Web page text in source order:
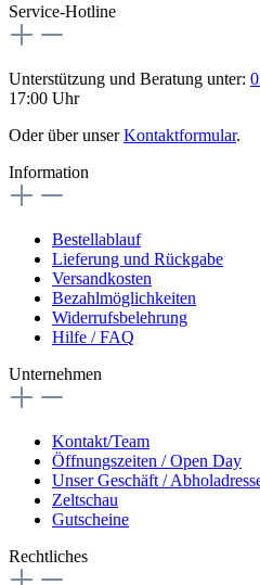
Service-Hotline
Unterstützung und Beratung unter:
17:00 Uhr
Oder über unserKontaktformular.
Information
Bestellablauf
Lieferung und Rückgabe
Versandkosten
Bezahlmöglichkeiten
Widerrufsbelehrung
Hilfe / FAQ
Unternehmen
Kontakt/Team
Öffnungszeiten / Open Day
Unser Geschäft /
Zeltschau
Gutscheine
Rechtliches